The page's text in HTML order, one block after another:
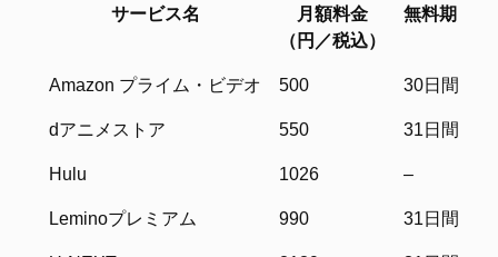
サービス名
月額料金
（円／税込）
無料期間
サービス名
月額料金
無料期間
Amazon プライム・ビデオ 500 30日間
dアニメストア 550 31日間
Hulu 1026 –
Leminoプレミアム 990 31日間